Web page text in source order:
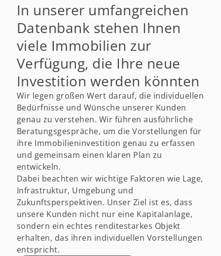
In unserer umfangreichen
Datenbank stehen Ihnen
viele Immobilien zur
Verfügung, die Ihre neue
Investition werden könnten
Wir legen großen Wert darauf, die individuellen
Bedürfnisse und Wünsche unserer Kunden
genau zu verstehen. Wir führen ausführliche
Beratungsgespräche, um die Vorstellungen für
ihre Immobilieninvestition genau zu erfassen
und gemeinsam einen klaren Plan zu
entwickeln.
Dabei beachten wir wichtige Faktoren wie Lage,
Infrastruktur, Umgebung und
Zukunftsperspektiven. Unser Ziel ist es, dass
unsere Kunden nicht nur eine Kapitalanlage,
sondern ein echtes renditestarkes Objekt
erhalten, das ihren individuellen Vorstellungen
entspricht.